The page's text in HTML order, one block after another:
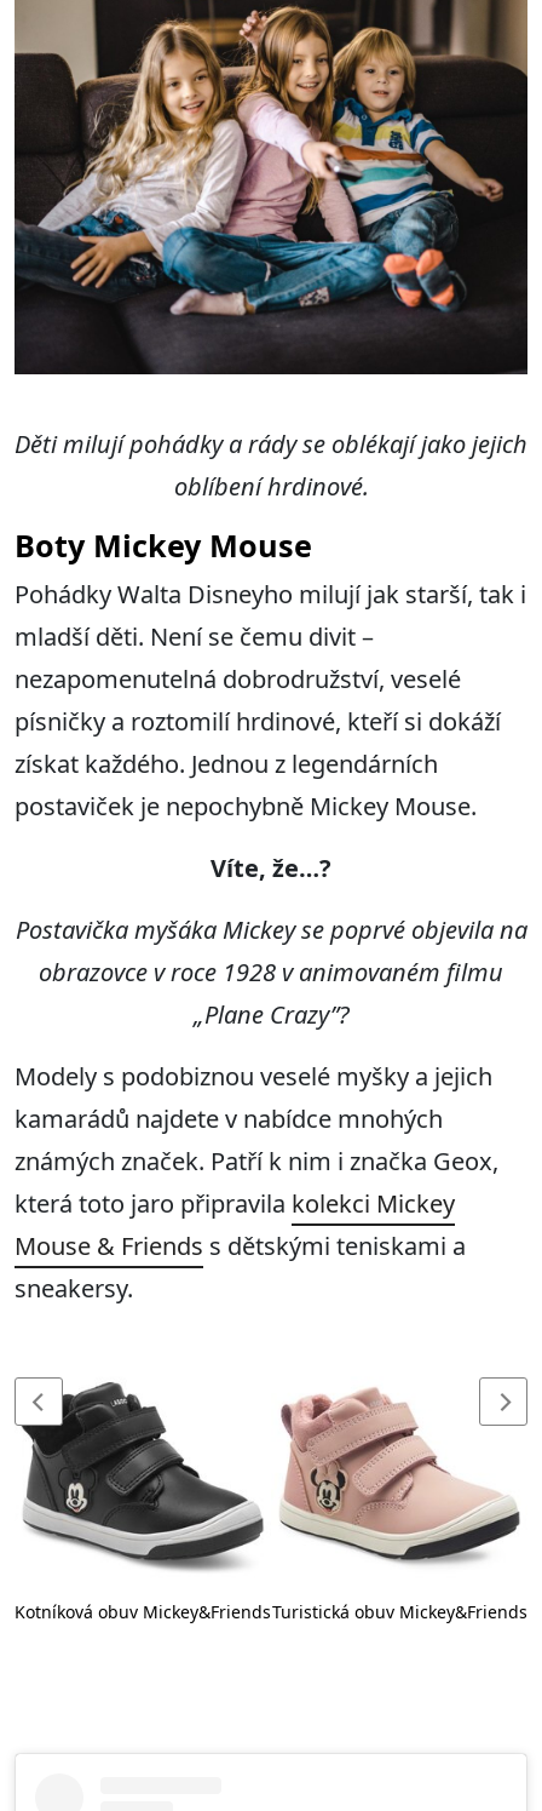
Děti milují pohádky a rády se oblékají jako jejich
oblíbení hrdinové.
Boty Mickey Mouse
Pohádky Walta Disneyho milují jak starší, tak i
mladší děti. Není se čemu divit –
nezapomenutelná dobrodružství, veselé
písničky a roztomilí hrdinové, kteří si dokáží
získat každého. Jednou z legendárních
postaviček je nepochybně Mickey Mouse.
Víte, že…?
Postavička myšáka Mickey se poprvé objevila na
obrazovce v roce 1928 v animovaném filmu
„Plane Crazy”?
Modely s podobiznou veselé myšky a jejich
kamarádů najdete v nabídce mnohých
známých značek. Patří k nim i značka Geox,
která toto jaro připravila kolekci Mickey
Mouse & Friends s dětskými teniskami a
sneakersy.
Kotníková obuv Mickey&FriendsTuristická obuv Mickey&Friends